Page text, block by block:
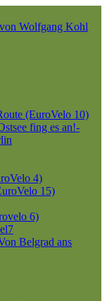
(EuroVelo 10)
fing es an!-
4)
15)
6)
Belgrad ans